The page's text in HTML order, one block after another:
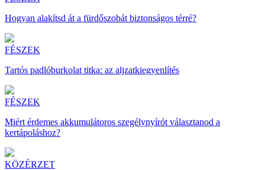
Hogyan alakítsd át a fürdőszobát biztonságos térré?
FÉSZEK
Tartós padlóburkolat titka: az aljzatkiegyenlítés
FÉSZEK
Miért érdemes akkumulátoros szegélynyírót választanod a
kertápoláshoz?
KÖZÉRZET